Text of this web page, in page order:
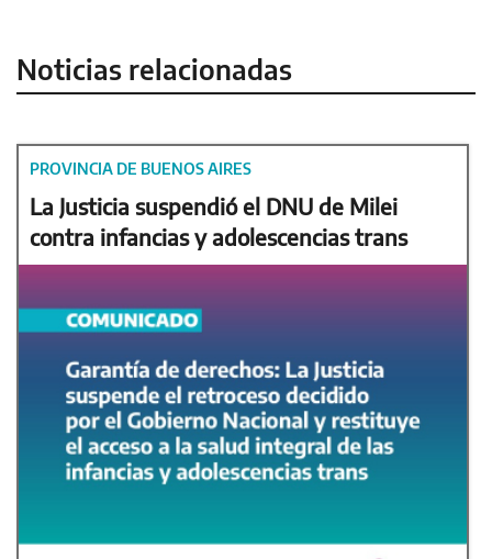
Noticias relacionadas
PROVINCIA DE BUENOS AIRES
La Justicia suspendió el DNU de Milei
contra infancias y adolescencias trans